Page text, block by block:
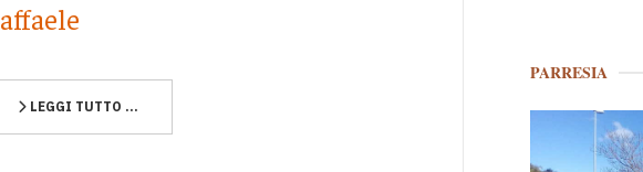
LEGGI TUTTO …
PARRESIA